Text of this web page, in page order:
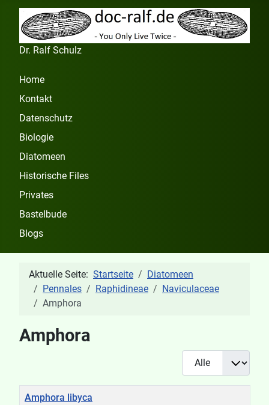
Dr. Ralf Schulz
Home
Kontakt
Datenschutz
Biologie
Diatomeen
Historische Files
Privates
Bastelbude
Blogs
Aktuelle Seite: Startseite
Diatomeen
Pennales
Raphidineae
Naviculaceae
Amphora
Amphora
Anzeige #
Titel
Amphora libyca